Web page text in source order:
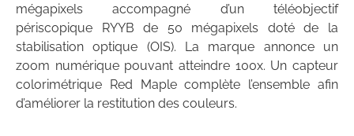
mégapixels accompagné d’un téléobjectif
périscopique RYYB de 50 mégapixels doté de la
stabilisation optique (OIS). La marque annonce un
zoom numérique pouvant atteindre 100x. Un capteur
colorimétrique Red Maple complète l’ensemble afin
d’améliorer la restitution des couleurs.